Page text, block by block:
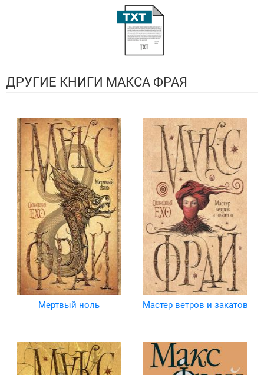
ДРУГИЕ КНИГИ МАКСА ФРАЯ
Мертвый ноль Мастер ветров и закатов